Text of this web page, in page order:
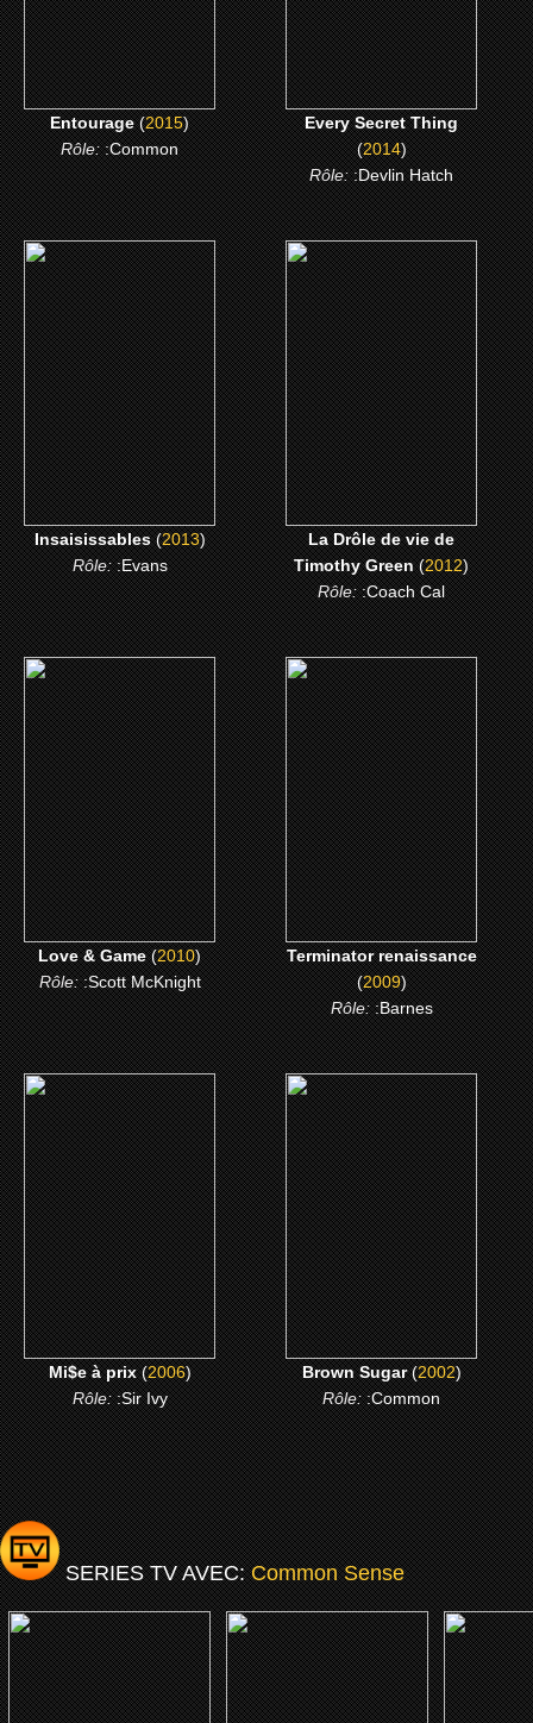
CLICK ME
Entourage(2015)
Rôle::Common
CLICK ME
Every Secret Thing
(2014)
Rôle::Devlin Hatch
(2013)
Insaisissables
CLICK ME
Insaisissables(2013)
Rôle::Evans
(2012)
La Drôle de vie de
Timothy Green
CLICK ME
La Drôle de vie de
Timothy Green(2012)
Rôle::Coach Cal
(2010)
Love & Game
CLICK ME
Love & Game(2010)
Rôle::Scott McKnight
(2009)
Terminator renaissance
CLICK ME
Terminator renaissance
(2009)
Rôle::Barnes
(2006)
Mi$e à prix
CLICK ME
Mi$e à prix(2006)
Rôle::Sir Ivy
(2002)
Brown Sugar
CLICK ME
Brown Sugar(2002)
Rôle::Common
SERIES TV AVEC:Common Sense